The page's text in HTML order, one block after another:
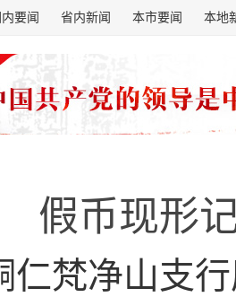
内要闻 省内新闻 本市要闻 本地
假币现形
梵净山支行